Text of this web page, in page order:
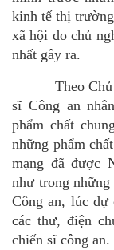
kinh tế thị
xã hội do chủ
nhất gây ra.
Theo
sĩ Công an
phẩm chất
những phẩm
mạng đã được
như trong
Công an, lúc dự
các thư, điện
chiến sĩ công an.